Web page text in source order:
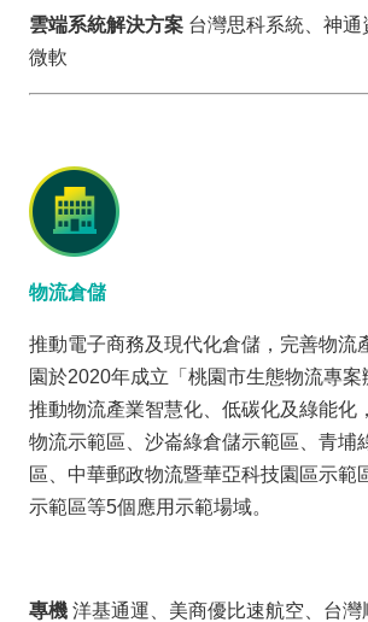
雲端系統解決方案 台灣思科系統、神
微軟
物流倉儲
推動電子商務及現代化倉儲，完善物流
園於2020年成立「桃園市生態物流專
推動物流產業智慧化、低碳化及綠能化
物流示範區、沙崙綠倉儲示範區、青埔
區、中華郵政物流暨華亞科技園區示範
示範區等5個應用示範場域。
專機 洋基通運、美商優比速航空、台灣